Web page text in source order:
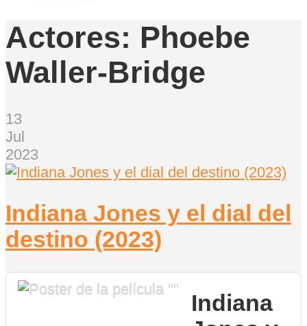
Actores: Phoebe
Waller-Bridge
13
Jul
2023
Indiana Jones y el dial del
destino (2023)
Indiana